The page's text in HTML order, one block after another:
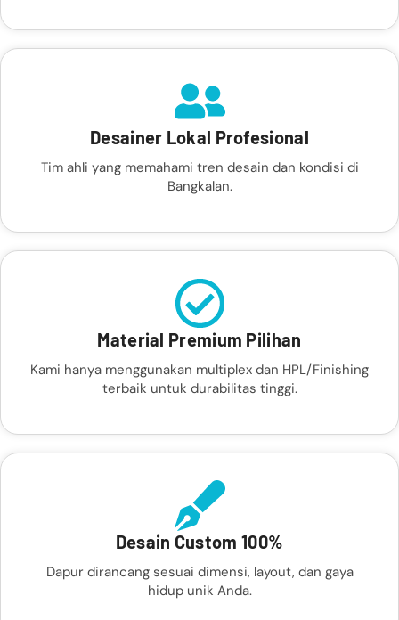
Desainer Lokal Profesional
Tim ahli yang memahami tren desain dan kondisi di
Bangkalan.
Material Premium Pilihan
Kami hanya menggunakan multiplex dan HPL/Finishing
terbaik untuk durabilitas tinggi.
Desain Custom 100%
Dapur dirancang sesuai dimensi, layout, dan gaya
hidup unik Anda.